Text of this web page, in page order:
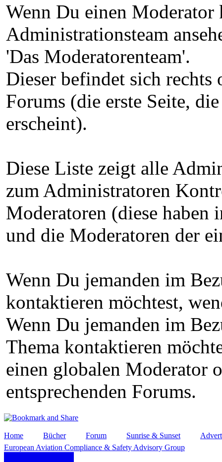
Wenn Du einen Moderator
Administrationsteam
'Das Moderatorenteam'.
Dieser befindet sich rechts
Forums (die erste Seite,
erscheint).
Diese Liste zeigt alle
zum Administratoren
Moderatoren (diese haben
und die Moderatoren der
Wenn Du jemanden im
kontaktieren möchtest,
Wenn Du jemanden im
Thema kontaktieren
einen globalen Moderator
entsprechenden Forums.
Home Bücher Forum Sunrise & Sunset
European Aviation Compliance & Safety Advisory Group